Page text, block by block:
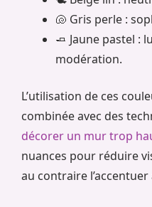
🐚 Gris perle :
🧈 Jaune pastel :
modération.
L’utilisation de ces
combinée avec des
décorer un mur trop
nuances pour réduire
au contraire